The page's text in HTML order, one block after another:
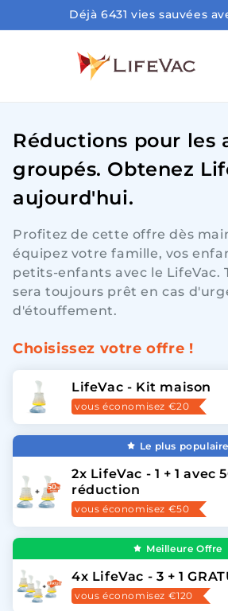
Ignorer et passer au
contenu
Déjà 6431 vies sauvées
Réductions pour les
groupés. Obtenez
aujourd'hui.
Profitez de cette offre dès
équipez votre famille, vos
petits-enfants avec le LifeVac.
sera toujours prêt en cas
d'étouffement.
Choisissez votre offre !
LifeVac - Kit maison
vous économisez €20
Le plus populaire
2x LifeVac - 1 + 1 avec
réduction
vous économisez €50
Meilleure Offre
4x LifeVac - 3 + 1
vous économisez €120